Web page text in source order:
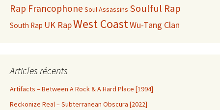
Rap Francophone Soul Assassins Soulful Rap
South Rap UK RapWest CoastWu-Tang Clan
Articles récents
Artifacts – Between A Rock & A Hard Place [1994]
Reckonize Real – Subterranean Obscura [2022]